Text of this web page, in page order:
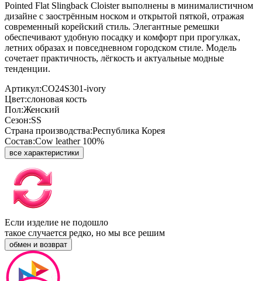
Pointed Flat Slingback Cloister выполнены в минималистичном
дизайне с заострённым носком и открытой пяткой, отражая
современный корейский стиль. Элегантные ремешки
обеспечивают удобную посадку и комфорт при прогулках,
летних образах и повседневном городском стиле. Модель
сочетает практичность, лёгкость и актуальные модные
тенденции.
Артикул:CO24S301-ivory
Цвет:слоновая кость
Пол:Женский
Сезон:SS
Страна производства:Республика Корея
Состав:Cow leather 100%
все характеристики
Если изделие не подошло
такое случается редко, но мы все решим
обмен и возврат